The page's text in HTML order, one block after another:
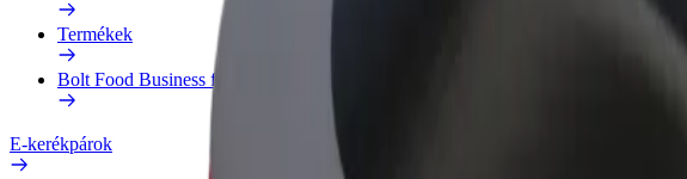
Termékek
Bolt Food Business felhasználóknak
E-kerékpárok